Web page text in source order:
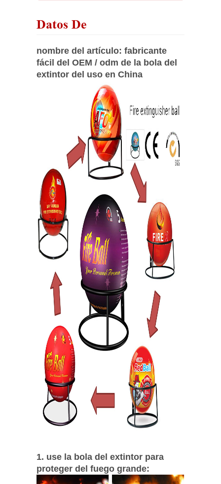
Datos De
nombre del artículo: fabricante
fácil del OEM / odm de la bola del
extintor del uso en China
1. use la bola del extintor para
proteger del fuego grande: